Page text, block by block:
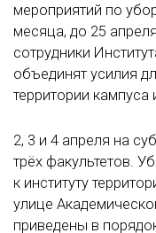
мероприятий по
месяца, до 25
сотрудники
объединят усилия
территории кампуса
2, 3 и 4 апреля на
трёх факультетов.
к институту
улице
приведены в